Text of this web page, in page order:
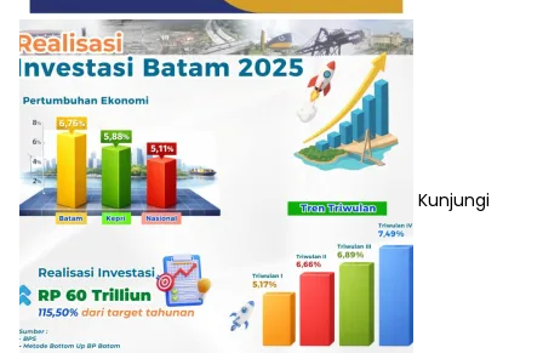
Kunjungi